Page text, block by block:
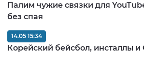
Палим чужие связки для
без спая
Корейский бейсбол, инсталлы и
14.05 15:34